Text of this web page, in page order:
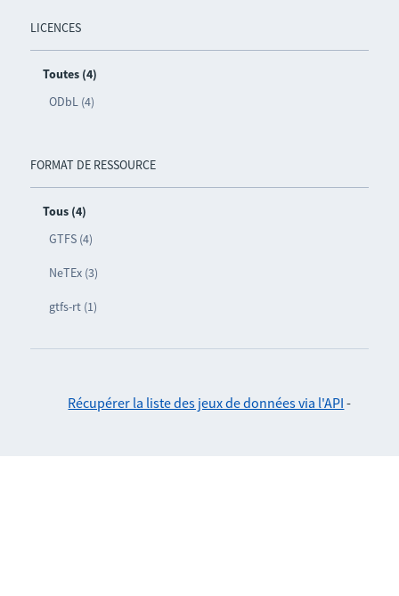
LICENCES
Toutes (4)
ODbL (4)
FORMAT DE RESSOURCE
Tous (4)
GTFS (4)
NeTEx (3)
gtfs-rt (1)
Récupérer la liste des jeux de données via l'API -